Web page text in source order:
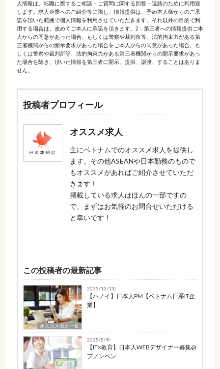
人情報は、転職に際するご相談・ご質問に関する回答・連絡のために利用致
します。求人企業へのご紹介等に際し、情報提供は、予め本人様からのご承
諾を頂いた範囲で個人情報を利用させていただきます。それ以外の目的で利
用する場合は、改めてご本人に承諾を頂きます。2．第三者への情報提供ご本
人からの同意があった場合、もしくは警察や裁判所等、法的拘束力がある第
三者機関からの開示要求があった場合をご本人からの同意があった場合、も
しくは警察や裁判所等、法的拘束力がある第三者機関からの開示要求があっ
た場合を除き、頂いた情報を第三者に開示、提供、譲渡、することはありま
せん。
投稿者プロフィール
オススメ求人
主にベトナムでのオススメ求人を提供し
ます。その他ASEANや日本勤務のもので
もオススメがあればご紹介させていただ
きます！
掲載している求人はほんの一部ですの
で、まずはお気軽のお問合せいただける
と幸いです！
この投稿者の最新記事
オススメ求人ー覧
2025/12/13/
【ハノイ】日本人PM【ベトナム日系IT企
業】
2025/5/9/
【IT×教育】日本人WEBデザイナー募集@
プノンペン